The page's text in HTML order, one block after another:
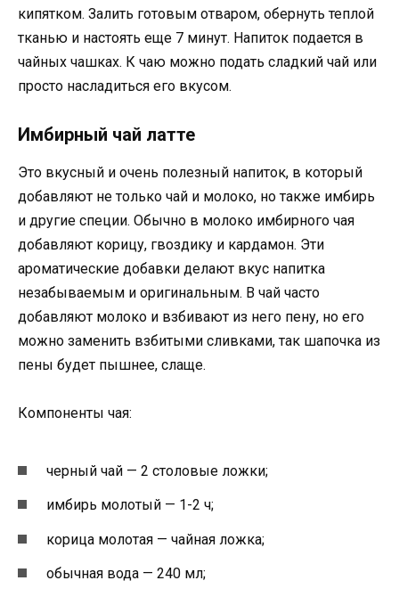
кипятком. Залить готовым отваром, обернуть теплой
тканью и настоять еще 7 минут. Напиток подается в
чайных чашках. К чаю можно подать сладкий чай или
просто насладиться его вкусом.
Имбирный чай латте
Это вкусный и очень полезный напиток, в который
добавляют не только чай и молоко, но также имбирь
и другие специи. Обычно в молоко имбирного чая
добавляют корицу, гвоздику и кардамон. Эти
ароматические добавки делают вкус напитка
незабываемым и оригинальным. В чай часто
добавляют молоко и взбивают из него пену, но его
можно заменить взбитыми сливками, так шапочка из
пены будет пышнее, слаще.
Компоненты чая:
черный чай — 2 столовые ложки;
имбирь молотый — 1-2 ч;
корица молотая — чайная ложка;
обычная вода — 240 мл;